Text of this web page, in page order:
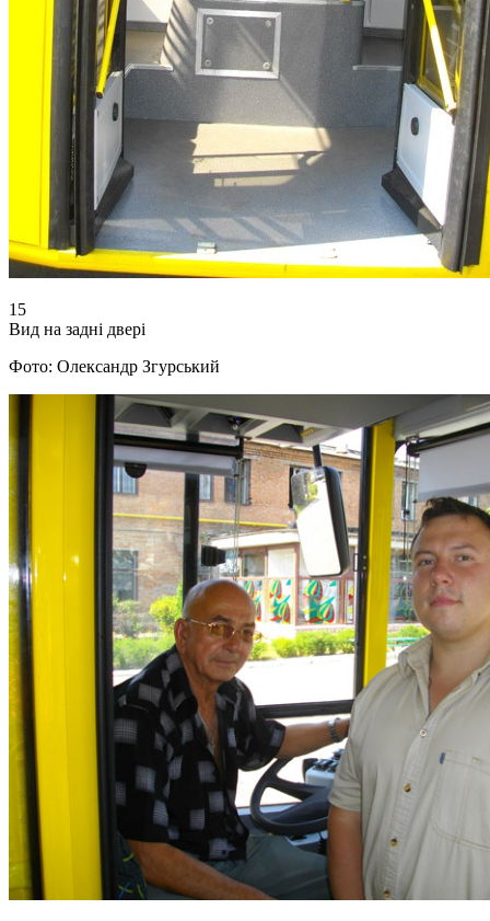
15
Вид на задні двері
Фото: Олександр Згурський